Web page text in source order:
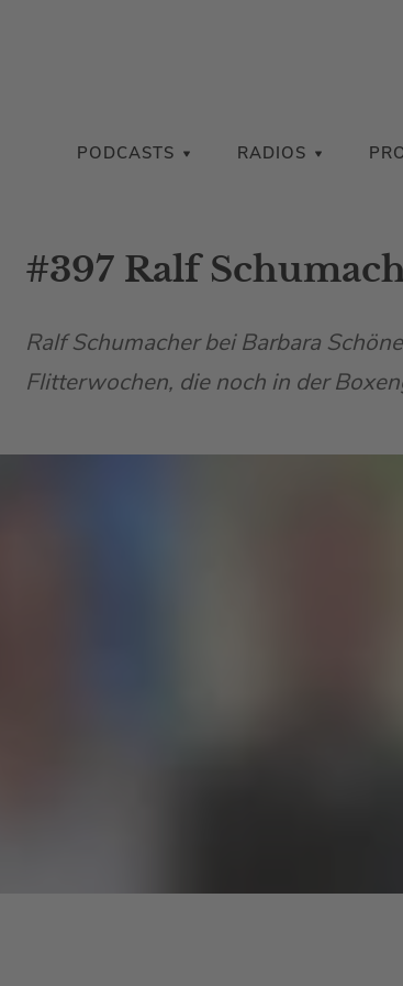
PODCASTS RADIOS
#397 Ralf
Ralf Schumacher bei Barbara
Flitterwochen, die noch in der